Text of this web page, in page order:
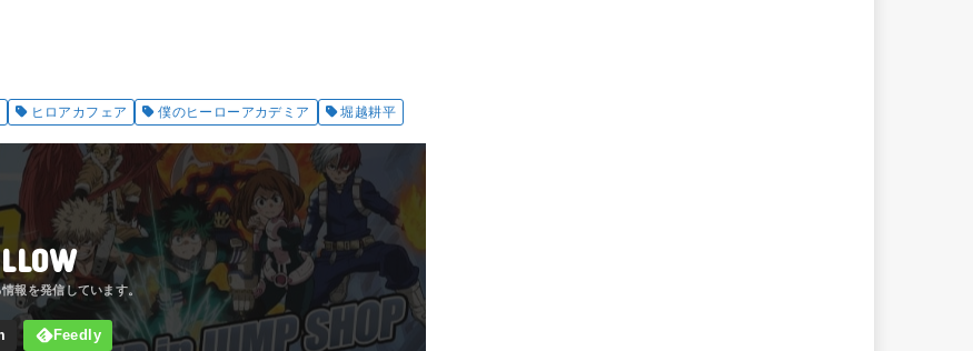
ヒロアカフェア 僕のヒーローアカデミア 堀越耕平